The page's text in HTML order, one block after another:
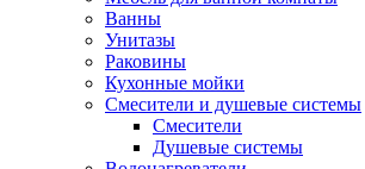
Ванны
Унитазы
Раковины
Кухонные мойки
Смесители и душевые системы
Смесители
Душевые системы